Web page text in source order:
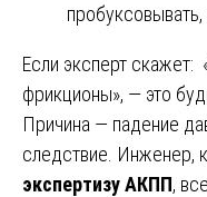
Если эксперт
фрикционы», — это
Причина — падение
следствие. Инженер,
экспертизу АКПП,